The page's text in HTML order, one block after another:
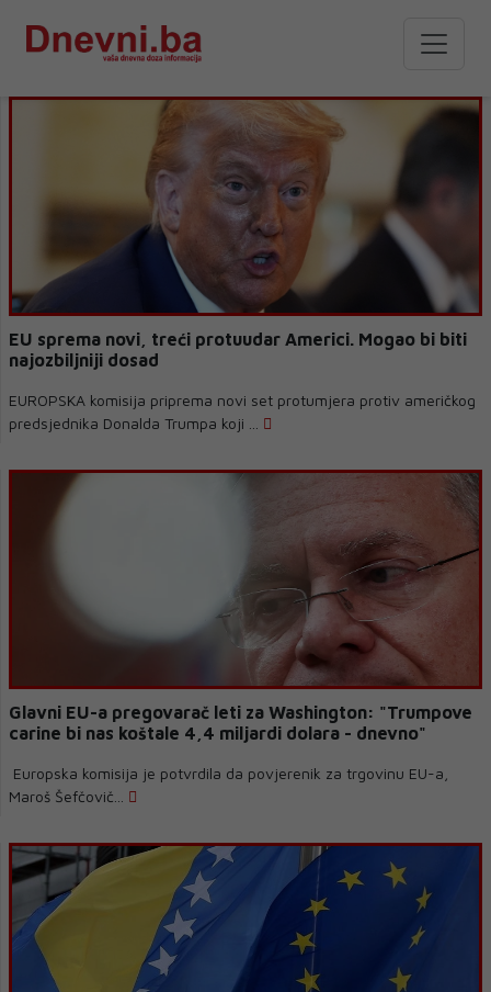
EU sprema novi, treći protuudar Americi. Mogao bi biti
najozbiljniji dosad
EUROPSKA komisija priprema novi set protumjera protiv američkog
predsjednika Donalda Trumpa koji ...
Glavni EU-a pregovarač leti za Washington: "Trumpove
carine bi nas koštale 4,4 miljardi dolara - dnevno"
Europska komisija je potvrdila da povjerenik za trgovinu EU-a,
Maroš Šefčovič...